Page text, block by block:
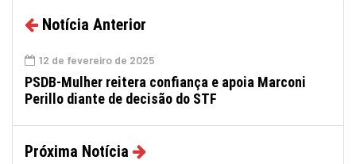
Notícia Anterior
12 de fevereiro de 2025
PSDB-Mulher reitera confiança e apoia Marconi
Perillo diante de decisão do STF
Próxima Notícia